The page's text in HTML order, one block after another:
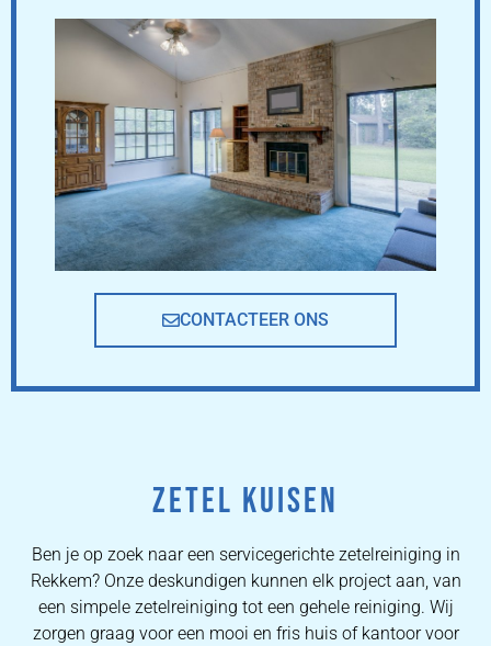
CONTACTEER ONS
ZETEL KUISEN
Ben je op zoek naar een servicegerichte zetelreiniging in
Rekkem? Onze deskundigen kunnen elk project aan, van
een simpele zetelreiniging tot een gehele reiniging. Wij
zorgen graag voor een mooi en fris huis of kantoor voor